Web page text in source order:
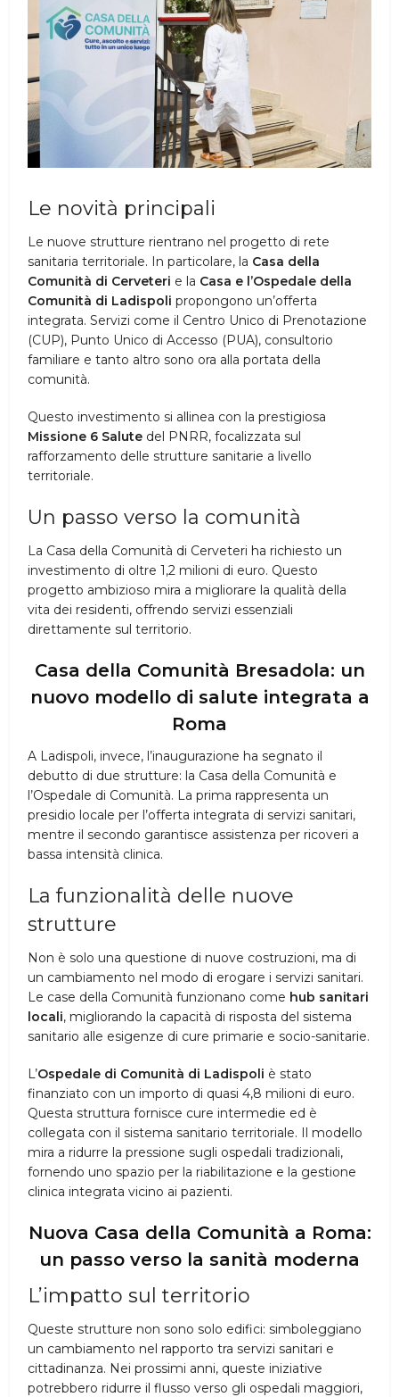
Le novità principali
Le nuove strutture rientrano nel progetto di rete
sanitaria territoriale. In particolare, la Casa della
Comunità di Cerveteri e la Casa e l’Ospedale della
Comunità di Ladispoli propongono un’offerta
integrata. Servizi come il Centro Unico di Prenotazione
(CUP), Punto Unico di Accesso (PUA), consultorio
familiare e tanto altro sono ora alla portata della
comunità.
Questo investimento si allinea con la prestigiosa
Missione 6 Salute del PNRR, focalizzata sul
rafforzamento delle strutture sanitarie a livello
territoriale.
Un passo verso la comunità
La Casa della Comunità di Cerveteri ha richiesto un
investimento di oltre 1,2 milioni di euro. Questo
progetto ambizioso mira a migliorare la qualità della
vita dei residenti, offrendo servizi essenziali
direttamente sul territorio.
Casa della Comunità Bresadola: un
nuovo modello di salute integrata a
Roma
A Ladispoli, invece, l’inaugurazione ha segnato il
debutto di due strutture: la Casa della Comunità e
l’Ospedale di Comunità. La prima rappresenta un
presidio locale per l’offerta integrata di servizi sanitari,
mentre il secondo garantisce assistenza per ricoveri a
bassa intensità clinica.
La funzionalità delle nuove
strutture
Non è solo una questione di nuove costruzioni, ma di
un cambiamento nel modo di erogare i servizi sanitari.
Le case della Comunità funzionano come hub sanitari
locali, migliorando la capacità di risposta del sistema
sanitario alle esigenze di cure primarie e socio-sanitarie.
L’Ospedale di Comunità di Ladispoli è stato
finanziato con un importo di quasi 4,8 milioni di euro.
Questa struttura fornisce cure intermedie ed è
collegata con il sistema sanitario territoriale. Il modello
mira a ridurre la pressione sugli ospedali tradizionali,
fornendo uno spazio per la riabilitazione e la gestione
clinica integrata vicino ai pazienti.
Nuova Casa della Comunità a Roma:
un passo verso la sanità moderna
L’impatto sul territorio
Queste strutture non sono solo edifici: simboleggiano
un cambiamento nel rapporto tra servizi sanitari e
cittadinanza. Nei prossimi anni, queste iniziative
potrebbero ridurre il flusso verso gli ospedali maggiori,